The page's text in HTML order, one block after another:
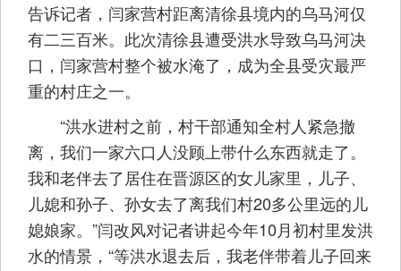
告诉记者，闫家营村距离清徐县境内的乌马河仅
有二三百米。此次清徐县遭受洪水导致乌马河决
口，闫家营村整个被水淹了，成为全县受灾最严
重的村庄之一。
“洪水进村之前，村干部通知全村人紧急撤
离，我们一家六口人没顾上带什么东西就走了。
我和老伴去了居住在晋源区的女儿家里，儿子、
儿媳和孙子、孙女去了离我们村20多公里远的儿
媳娘家。”闫改风对记者讲起今年10月初村里发洪
水的情景，“等洪水退去后，我老伴带着儿子回来